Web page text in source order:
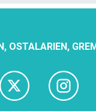
OSTALARIEN,